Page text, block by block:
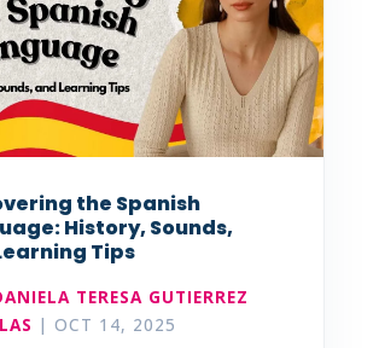
the Spanish
History, Sounds,
Tips
TERESA GUTIERREZ
| OCT 14, 2025